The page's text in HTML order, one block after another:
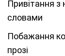
Привітання з
словами
Побажання
прозі